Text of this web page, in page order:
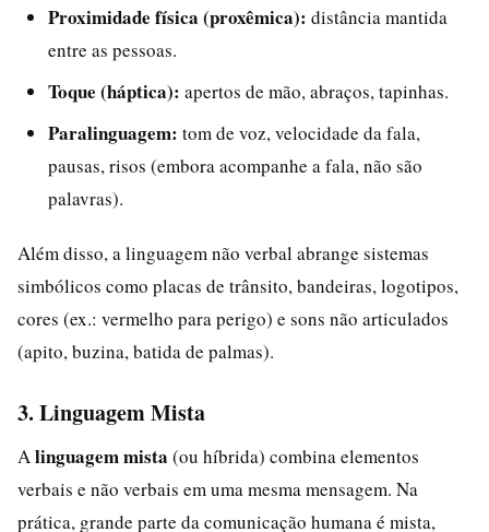
Proximidade física (proxêmica): distância mantida
entre as pessoas.
Toque (háptica): apertos de mão, abraços, tapinhas.
Paralinguagem: tom de voz, velocidade da fala,
pausas, risos (embora acompanhe a fala, não são
palavras).
Além disso, a linguagem não verbal abrange sistemas
simbólicos como placas de trânsito, bandeiras, logotipos,
cores (ex.: vermelho para perigo) e sons não articulados
(apito, buzina, batida de palmas).
3. Linguagem Mista
A linguagem mista (ou híbrida) combina elementos
verbais e não verbais em uma mesma mensagem. Na
prática, grande parte da comunicação humana é mista,